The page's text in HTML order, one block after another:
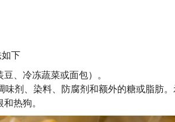
下
、冷冻蔬菜或面包）。
剂、染料、防腐剂和额外的糖或脂肪
热狗。